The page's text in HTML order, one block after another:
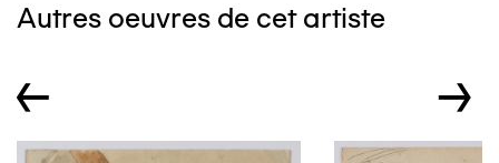
Autres oeuvres de cet artiste
← →